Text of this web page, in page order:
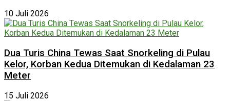
10 Juli 2026
Dua Turis China Tewas Saat Snorkeling di Pulau
Kelor, Korban Kedua Ditemukan di Kedalaman 23
Meter
15 Juli 2026